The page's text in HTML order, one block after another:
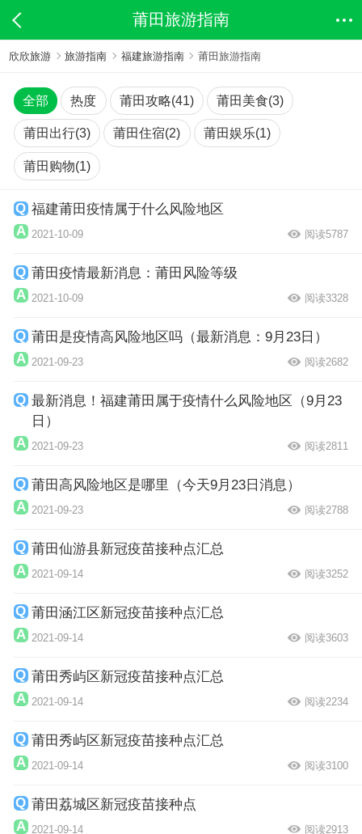
莆田旅游指南
欣欣旅游 旅游指南 福建旅游指南 莆田旅游指南
全部 热度 莆田攻略(41) 莆田美食(3)
莆田出行(3) 莆田住宿(2) 莆田娱乐(1)
莆田购物(1)
福建莆田疫情属于什么风险地区
2021-10-09 阅读5787
莆田疫情最新消息：莆田风险等级
2021-10-09 阅读3328
莆田是疫情高风险地区吗（最新消息：9月23日）
2021-09-23 阅读2682
最新消息！福建莆田属于疫情什么风险地区（9月23
日）
2021-09-23 阅读2811
莆田高风险地区是哪里（今天9月23日消息）
2021-09-23 阅读2788
莆田仙游县新冠疫苗接种点汇总
2021-09-14 阅读3252
莆田涵江区新冠疫苗接种点汇总
2021-09-14 阅读3603
莆田秀屿区新冠疫苗接种点汇总
2021-09-14 阅读2234
莆田秀屿区新冠疫苗接种点汇总
2021-09-14 阅读3100
莆田荔城区新冠疫苗接种点
2021-09-14 阅读2913